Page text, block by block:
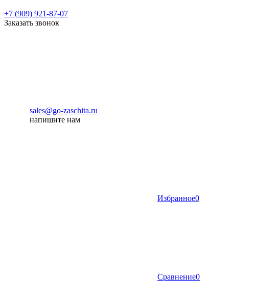
+7 (909) 921-87-07
Заказать звонок
sales@go-zaschita.ru
напишите нам
Избранное0
Сравнение0